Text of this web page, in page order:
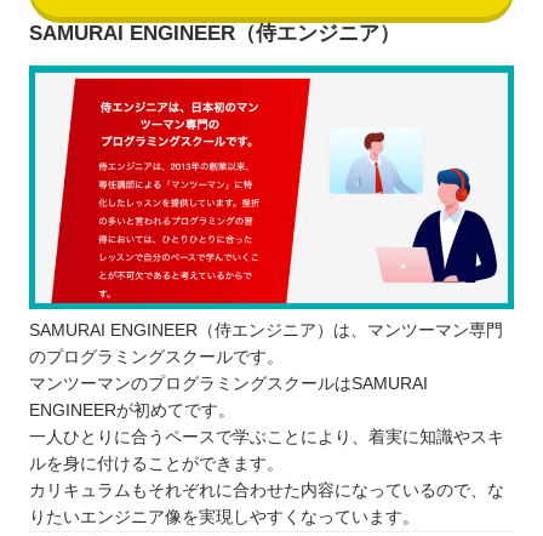
SAMURAI ENGINEER（侍エンジニア）
SAMURAI ENGINEER（侍エンジニア）は、マンツーマン専門
のプログラミングスクールです。
マンツーマンのプログラミングスクールはSAMURAI
ENGINEERが初めてです。
一人ひとりに合うペースで学ぶことにより、着実に知識やスキ
ルを身に付けることができます。
カリキュラムもそれぞれに合わせた内容になっているので、な
りたいエンジニア像を実現しやすくなっています。